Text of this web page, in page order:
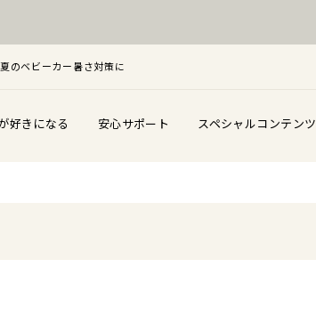
のベビーカー暑さ対策に
好きになる 安心サポート スペシャルコンテンツ